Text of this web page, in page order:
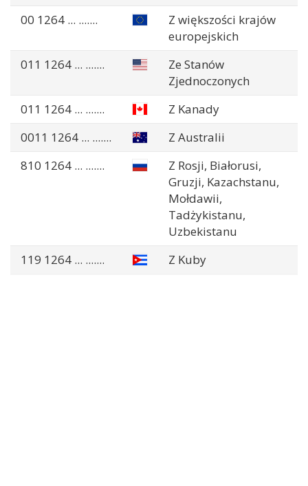
00 1264 ... .......
Z większości krajów
europejskich
011 1264 ... .......
Ze Stanów
Zjednoczonych
011 1264 ... .......
Z Kanady
0011 1264 ... .......
Z Australii
810 1264 ... .......
Z Rosji, Białorusi,
Gruzji, Kazachstanu,
Mołdawii,
Tadżykistanu,
Uzbekistanu
119 1264 ... ....... Z Kuby